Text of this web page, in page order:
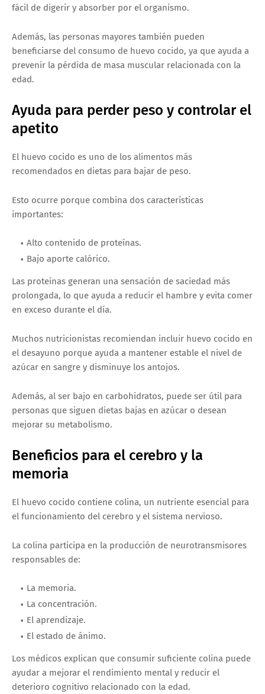
fácil de digerir y absorber por el organismo.
Además, las personas mayores también pueden
beneficiarse del consumo de huevo cocido, ya que ayuda a
prevenir la pérdida de masa muscular relacionada con la
edad.
Ayuda para perder peso y controlar el
apetito
El huevo cocido es uno de los alimentos más
recomendados en dietas para bajar de peso.
Esto ocurre porque combina dos características
importantes:
Alto contenido de proteínas.
Bajo aporte calórico.
Las proteínas generan una sensación de saciedad más
prolongada, lo que ayuda a reducir el hambre y evita comer
en exceso durante el día.
Muchos nutricionistas recomiendan incluir huevo cocido en
el desayuno porque ayuda a mantener estable el nivel de
azúcar en sangre y disminuye los antojos.
Además, al ser bajo en carbohidratos, puede ser útil para
personas que siguen dietas bajas en azúcar o desean
mejorar su metabolismo.
Beneficios para el cerebro y la
memoria
El huevo cocido contiene colina, un nutriente esencial para
el funcionamiento del cerebro y el sistema nervioso.
La colina participa en la producción de neurotransmisores
responsables de:
La memoria.
La concentración.
El aprendizaje.
El estado de ánimo.
Los médicos explican que consumir suficiente colina puede
ayudar a mejorar el rendimiento mental y reducir el
deterioro cognitivo relacionado con la edad.